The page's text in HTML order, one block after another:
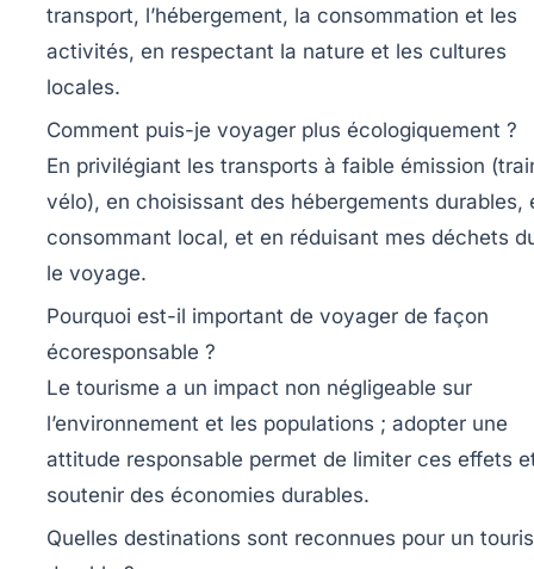
transport, l’hébergement, la consommation et les
activités, en respectant la nature et les cultures
locales.
Comment puis-je voyager plus écologiquement ?
En privilégiant les transports à faible émission
vélo), en choisissant des hébergements durables,
consommant local, et en réduisant mes déchets
le voyage.
Pourquoi est-il important de voyager de façon
écoresponsable ?
Le tourisme a un impact non négligeable sur
l’environnement et les populations ; adopter une
attitude responsable permet de limiter ces effets
soutenir des économies durables.
Quelles destinations sont reconnues pour un